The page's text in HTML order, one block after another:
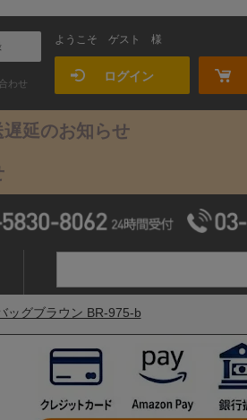
わせ
ようこそ ゲスト 様
ログイン
延のお知らせ
ッグブラウン BR-975-b